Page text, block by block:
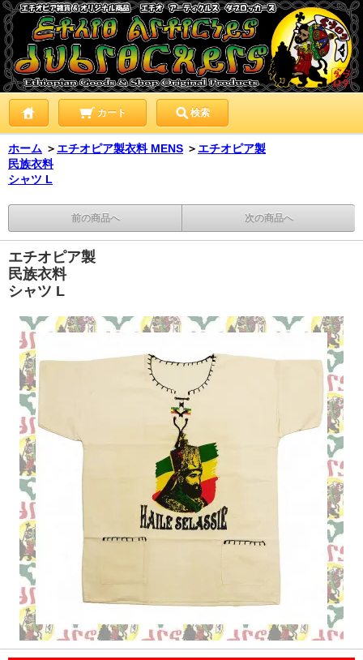
カート 検索
ホーム ＞ エチオピア製衣料 MENS ＞ エチオピア製
民族衣料
シャツ L
前の商品へ 次の商品へ
エチオピア製
民族衣料
シャツ L